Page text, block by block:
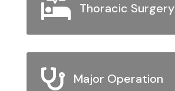
 Thoracic Surgery
 Major Operation